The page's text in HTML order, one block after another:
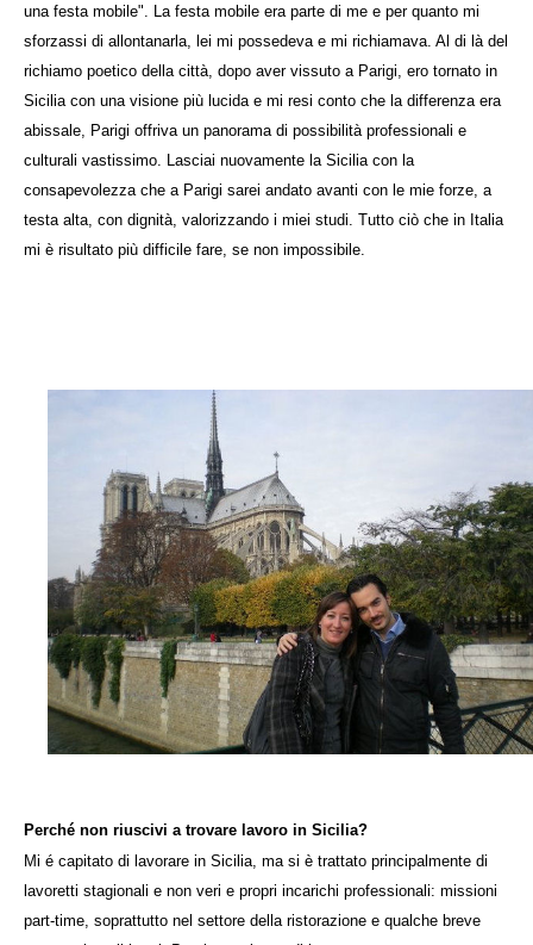
una festa mobile". La festa mobile era parte di me e per quanto mi
sforzassi di allontanarla, lei mi possedeva e mi richiamava. Al di là del
richiamo poetico della città, dopo aver vissuto a Parigi, ero tornato in
Sicilia con una visione più lucida e mi resi conto che la differenza era
abissale, Parigi offriva un panorama di possibilità professionali e
culturali vastissimo. Lasciai nuovamente la Sicilia con la
consapevolezza che a Parigi sarei andato avanti con le mie forze, a
testa alta, con dignità, valorizzando i miei studi. Tutto ciò che in Italia
mi è risultato più difficile fare, se non impossibile.
Perché non riuscivi a trovare lavoro in Sicilia?
Mi é capitato di lavorare in Sicilia, ma si è trattato principalmente di
lavoretti stagionali e non veri e propri incarichi professionali: missioni
part-time, soprattutto nel settore della ristorazione e qualche breve